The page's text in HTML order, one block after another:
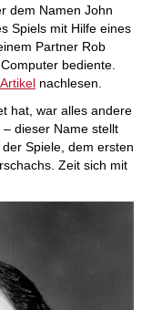
dem Namen John
Spiels mit Hilfe eines
Partner Rob
bediente.
Artikel nachlesen.
hat, war alles andere
– dieser Name stellt
Spiele, dem ersten
Zeit sich mit